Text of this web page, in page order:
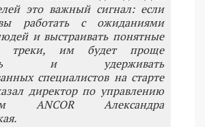
это важный сигнал: если
работать с ожиданиями
и выстраивать понятные
треки, им будет проще
и удерживать
специалистов на старте
директор по управлению
ANCOR Александра